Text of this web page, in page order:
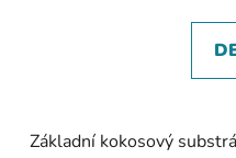
Základní kokosový